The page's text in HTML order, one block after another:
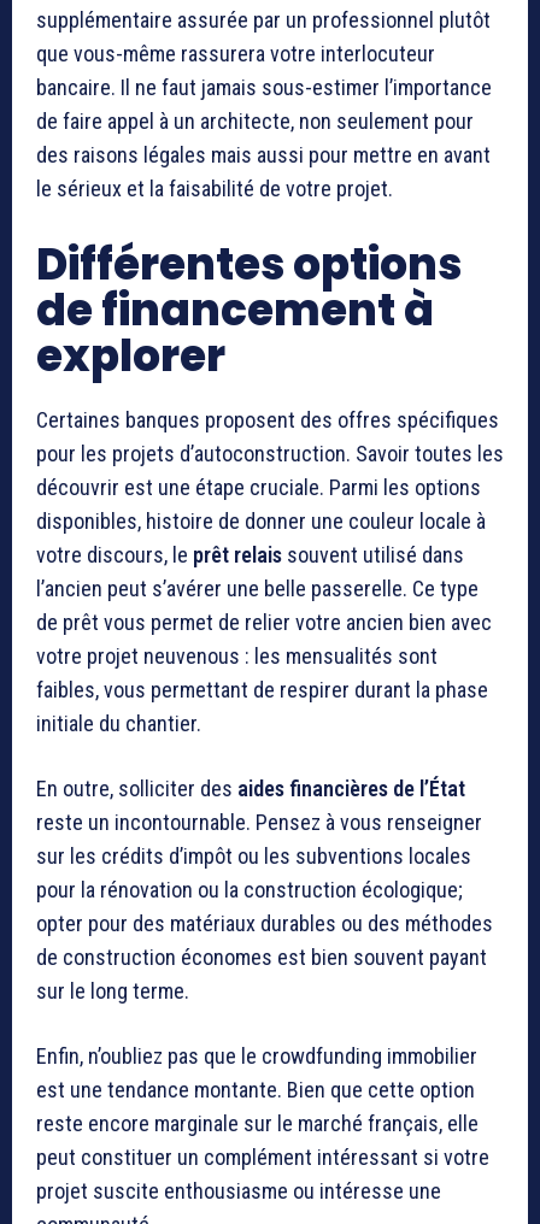
supplémentaire assurée par un professionnel plutôt
que vous-même rassurera votre interlocuteur
bancaire. Il ne faut jamais sous-estimer l’importance
de faire appel à un architecte, non seulement pour
des raisons légales mais aussi pour mettre en avant
le sérieux et la faisabilité de votre projet.
Différentes options
de financement à
explorer
Certaines banques proposent des offres spécifiques
pour les projets d’autoconstruction. Savoir toutes les
découvrir est une étape cruciale. Parmi les options
disponibles, histoire de donner une couleur locale à
votre discours, le prêt relais souvent utilisé dans
l’ancien peut s’avérer une belle passerelle. Ce type
de prêt vous permet de relier votre ancien bien avec
votre projet neuvenous : les mensualités sont
faibles, vous permettant de respirer durant la phase
initiale du chantier.
En outre, solliciter des aides financières de l’État
reste un incontournable. Pensez à vous renseigner
sur les crédits d’impôt ou les subventions locales
pour la rénovation ou la construction écologique;
opter pour des matériaux durables ou des méthodes
de construction économes est bien souvent payant
sur le long terme.
Enfin, n’oubliez pas que le crowdfunding immobilier
est une tendance montante. Bien que cette option
reste encore marginale sur le marché français, elle
peut constituer un complément intéressant si votre
projet suscite enthousiasme ou intéresse une